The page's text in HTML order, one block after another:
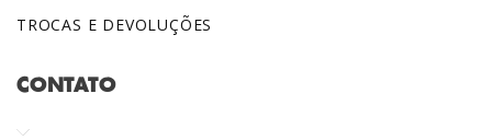
TROCAS E DEVOLUÇÕES
CONTATO